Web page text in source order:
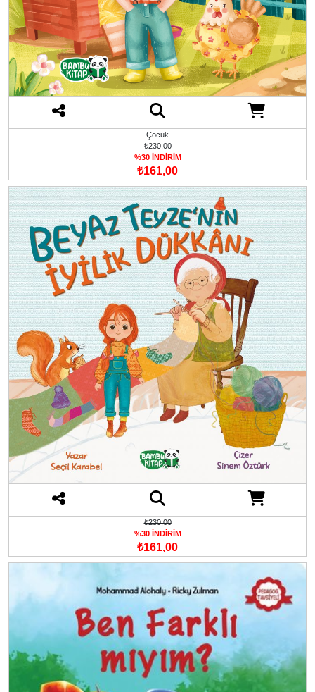
Çocuk
₺230,00
%30 İNDİRİM
₺161,00
₺230,00
%30 İNDİRİM
₺161,00